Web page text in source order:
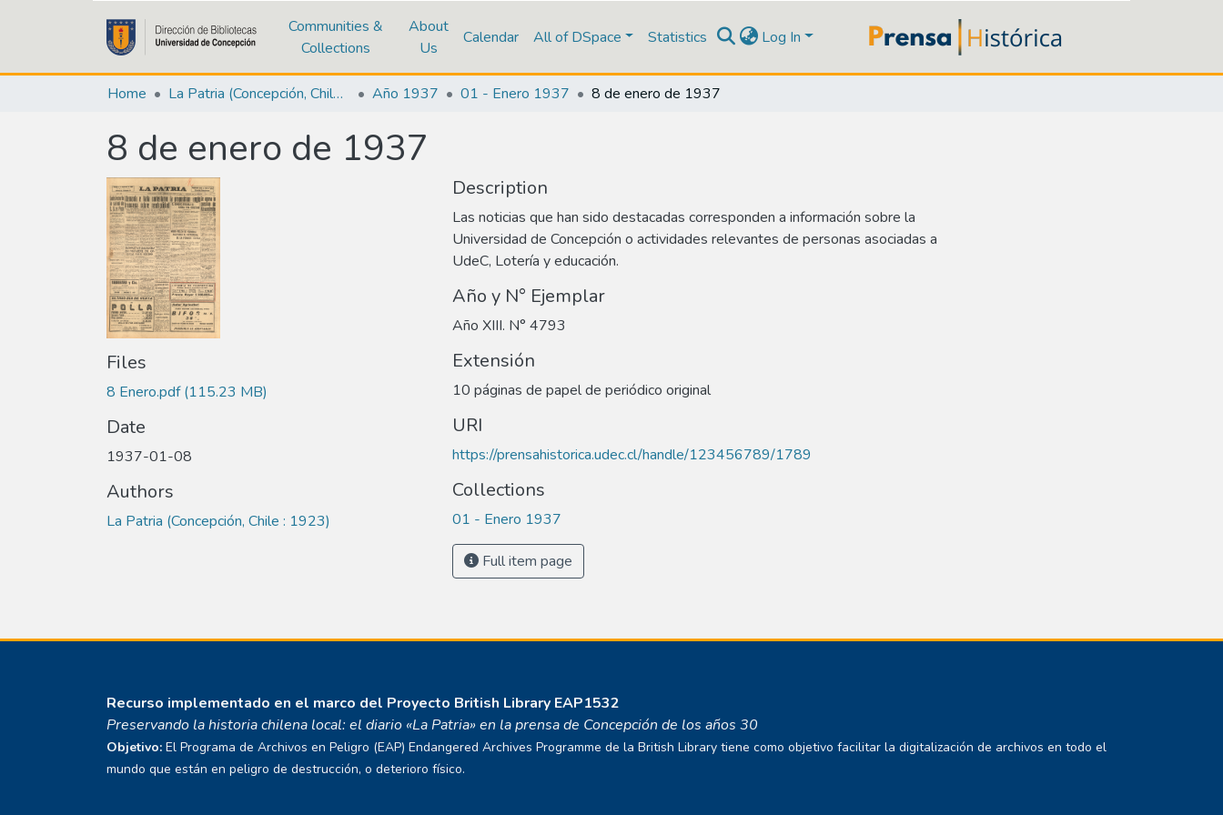
Communities &
Collections
About
Us
Calendar All of DSpace Statistics Log In
Home La Patria (Concepción, Chile : 1923) Año 1937 01 - Enero 1937 8 de enero de 1937
8 de enero de 1937
Files
8 Enero.pdf(115.23 MB)
Date
1937-01-08
Authors
La Patria (Concepción, Chile : 1923)
Description
Las noticias que han sido destacadas corresponden a información sobre la
Universidad de Concepción o actividades relevantes de personas asociadas a
UdeC, Lotería y educación.
Año y N° Ejemplar
Año XIII. N° 4793
Extensión
10 páginas de papel de periódico original
URI
https://prensahistorica.udec.cl/handle/123456789/1789
Collections
01 - Enero 1937
Full item page
Recurso implementado en el marco del Proyecto British Library EAP1532
Preservando la historia chilena local: el diario «La Patria» en la prensa de Concepción de los años 30
Objetivo: El Programa de Archivos en Peligro (EAP) Endangered Archives Programme de la British Library tiene como objetivo facilitar la digitalización de archivos en todo el
mundo que están en peligro de destrucción, o deterioro físico.